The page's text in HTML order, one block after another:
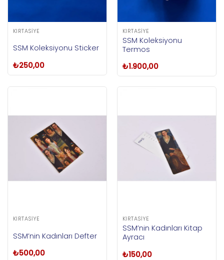
KIRTASIYE
SSM Koleksiyonu Sticker
₺250,00
KIRTASIYE
SSM Koleksiyonu
Termos
₺1.900,00
KIRTASIYE
SSM’nin Kadınları Defter
₺500,00
KIRTASIYE
SSM’nin Kadınları Kitap
Ayracı
₺150,00